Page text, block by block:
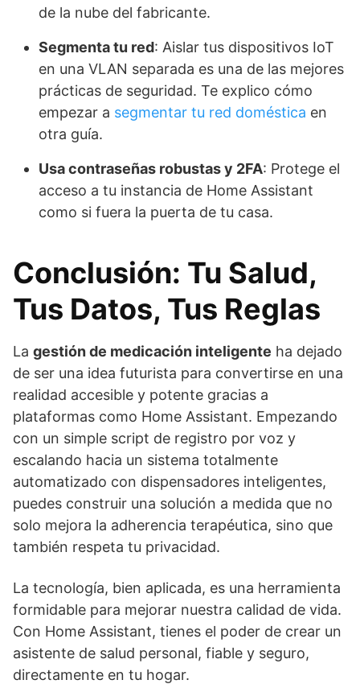
de la nube del fabricante.
Segmenta tu red: Aislar tus dispositivos IoT
en una VLAN separada es una de las mejores
prácticas de seguridad. Te explico cómo
empezar a segmentar tu red doméstica en
otra guía.
Usa contraseñas robustas y 2FA: Protege el
acceso a tu instancia de Home Assistant
como si fuera la puerta de tu casa.
Conclusión: Tu Salud,
Tus Datos, Tus Reglas
La gestión de medicación inteligente ha dejado
de ser una idea futurista para convertirse en una
realidad accesible y potente gracias a
plataformas como Home Assistant. Empezando
con un simple script de registro por voz y
escalando hacia un sistema totalmente
automatizado con dispensadores inteligentes,
puedes construir una solución a medida que no
solo mejora la adherencia terapéutica, sino que
también respeta tu privacidad.
La tecnología, bien aplicada, es una herramienta
formidable para mejorar nuestra calidad de vida.
Con Home Assistant, tienes el poder de crear un
asistente de salud personal, fiable y seguro,
directamente en tu hogar.